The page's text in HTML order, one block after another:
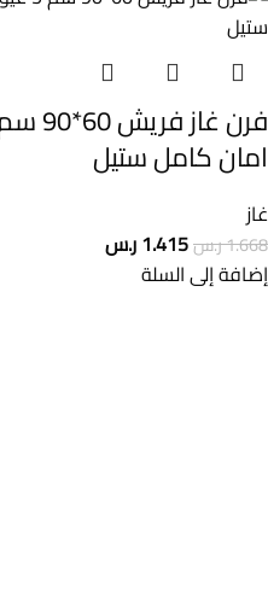
امان كامل ستيل
غاز
1.668ر.س1.415ر.س
إضافة إلى السلة